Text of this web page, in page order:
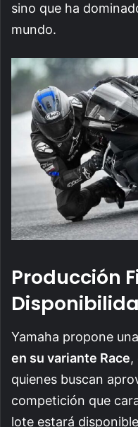
sino que ha
mundo.
Producción
Yamaha propone
en su variante Race,
quienes buscan
competición que
lote estará